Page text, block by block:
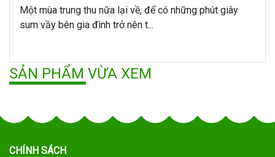
Một mùa trung thu nữa lại về, để có những phút giây
sum vầy bên gia đình trở nên t...
SẢN PHẨM VỪA XEM
CHÍNH SÁCH